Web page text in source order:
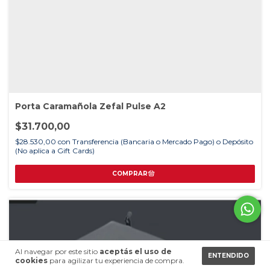
Al navegar por este sitio aceptás el uso de
cookies para agilizar tu experiencia de compra.
ENTENDIDO
Porta Caramañola Zefal Pulse A2
$31.700,00
$28.530,00 con Transferencia (Bancaria o Mercado Pago) o Depósito
(No aplica a Gift Cards)